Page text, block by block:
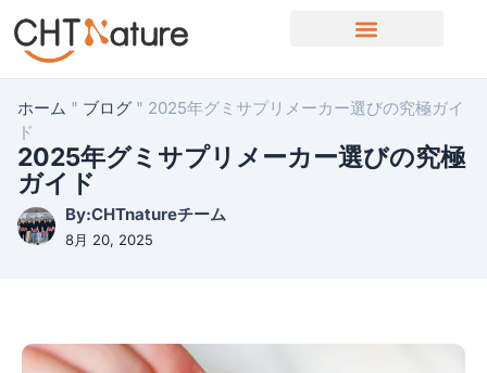
ホーム " ブログ " 2025年グミサプリメーカー選びの究極ガイ
ド
2025年グミサプリメーカー選びの究極
ガイド
By:CHTnatureチーム
8月 20, 2025